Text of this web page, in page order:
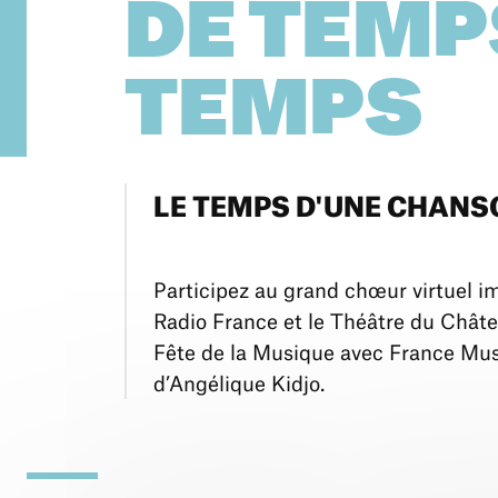
DE
TEMPS
LE TEMPS D'UNE
Participez au grand chœur virtuel
Radio France et le Théâtre du
Fête de la Musique avec France
d’Angélique Kidjo.